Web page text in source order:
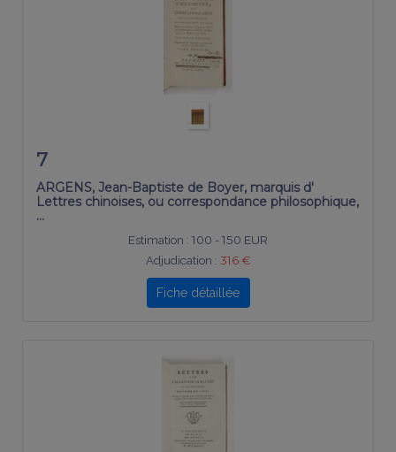
7
ARGENS, Jean-Baptiste de Boyer, marquis d'
Lettres chinoises, ou correspondance philosophique,
…
Estimation : 100 - 150 EUR
Adjudication : 316 €
Fiche détaillée